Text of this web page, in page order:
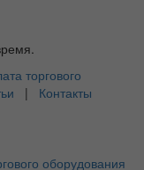
торгового
| Контакты
оборудования